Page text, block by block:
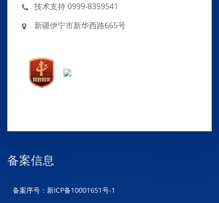
技术支持 0999-8359541
新疆伊宁市新华西路665号
备案信息
备案序号：新ICP备10001651号-1